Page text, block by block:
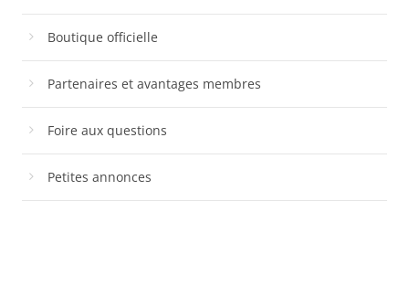
Boutique officielle
Partenaires et avantages membres
Foire aux questions
Petites annonces